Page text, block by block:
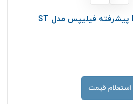
استعلام قیمت